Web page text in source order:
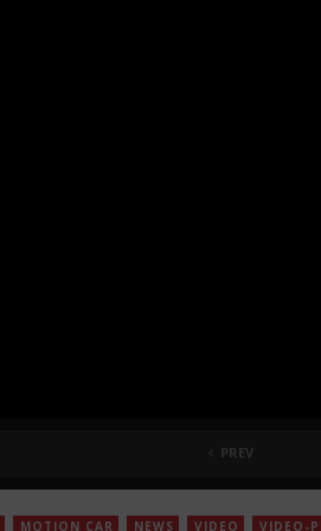
PREV
MOTION CAR NEWS VIDEO VIDEO-